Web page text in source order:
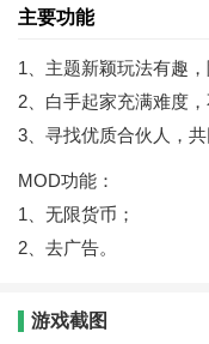
主要功能
1、主题新颖玩法有趣
2、白手起家充满难度
3、寻找优质合伙人，共
MOD功能：
1、无限货币；
2、去广告。
游戏截图